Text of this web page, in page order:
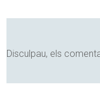
Disculpau, els